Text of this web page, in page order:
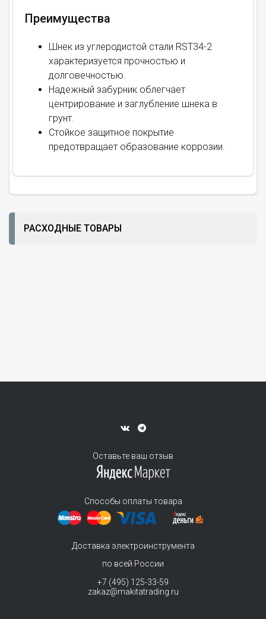
Преимущества
Шнек из углеродистой стали RST34-2
характеризуется прочностью и
долговечностью.
Надежный забурник облегчает
центрирование и заглубление шнека в
грунт.
Стойкое защитное покрытие
предотвращает образование коррозии.
РАСХОДНЫЕ ТОВАРЫ
Оставьте ваш отзыв
Способы оплаты товара
Доставка электроинструмента
по всей России
+7 (495) 125-33-59
zakaz@makitatrading.ru